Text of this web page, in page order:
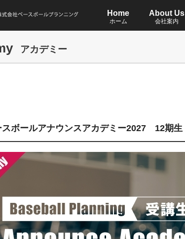
Home
ホーム
About Us
会社案内
アカデミー
スボールアナウンスアカデミー2027 12期